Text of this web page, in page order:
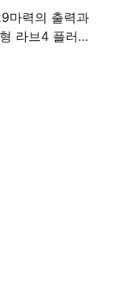
마력의 출력과
라브4 플러그
주행할 수 있